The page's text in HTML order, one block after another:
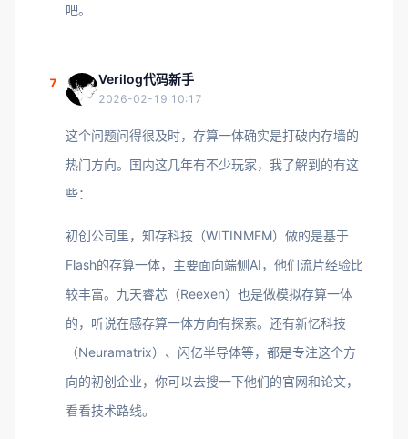
吧。
7 Verilog代码新手
2026-02-19 10:17
这个问题问得很及时，存算一体确实是打破内存墙的
热门方向。国内这几年有不少玩家，我了解到的有这
些：
初创公司里，知存科技（WITINMEM）做的是基于
Flash的存算一体，主要面向端侧AI，他们流片经验比
较丰富。九天睿芯（Reexen）也是做模拟存算一体
的，听说在感存算一体方向有探索。还有新忆科技
（Neuramatrix）、闪亿半导体等，都是专注这个方
向的初创企业，你可以去搜一下他们的官网和论文，
看看技术路线。